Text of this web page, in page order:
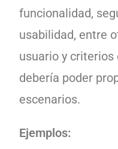
funcionalidad,
usabilidad, entre
usuario y
debería poder
escenarios.
Ejemplos: